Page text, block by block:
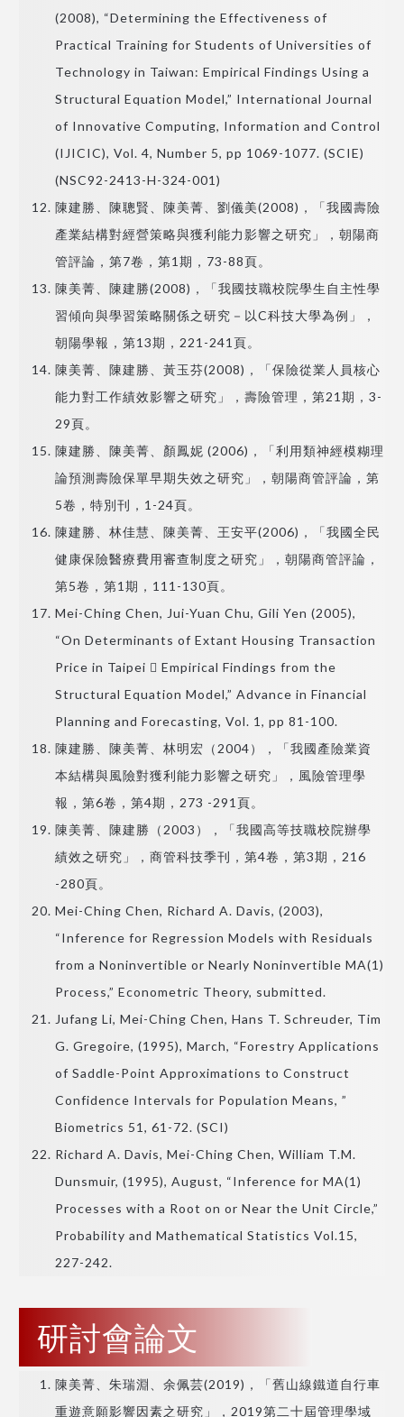
(2008), “Determining the Effectiveness of
Practical Training for Students of Universities of
Technology in Taiwan: Empirical Findings Using a
Structural Equation Model,” International Journal
of Innovative Computing, Information and Control
(IJICIC), Vol. 4, Number 5, pp 1069-1077. (SCIE)
(NSC92-2413-H-324-001)
陳建勝、陳聰賢、陳美菁、劉儀美(2008)，「我國壽險
產業結構對經營策略與獲利能力影響之研究」，朝陽商
管評論，第7卷，第1期，73-88頁。
陳美菁、陳建勝(2008)，「我國技職校院學生自主性學
習傾向與學習策略關係之研究－以C科技大學為例」，
朝陽學報，第13期，221-241頁。
陳美菁、陳建勝、黃玉芬(2008)，「保險從業人員核心
能力對工作績效影響之研究」，壽險管理，第21期，3-
29頁。
陳建勝、陳美菁、顏鳳妮 (2006)，「利用類神經模糊理
論預測壽險保單早期失效之研究」，朝陽商管評論，第
5卷，特別刊，1-24頁。
陳建勝、林佳慧、陳美菁、王安平(2006)，「我國全民
健康保險醫療費用審查制度之研究」，朝陽商管評論，
第5卷，第1期，111-130頁。
Mei-Ching Chen, Jui-Yuan Chu, Gili Yen (2005),
“On Determinants of Extant Housing Transaction
Price in Taipei  Empirical Findings from the
Structural Equation Model,” Advance in Financial
Planning and Forecasting, Vol. 1, pp 81-100.
陳建勝、陳美菁、林明宏（2004），「我國產險業資
本結構與風險對獲利能力影響之研究」，風險管理學
報，第6卷，第4期，273 -291頁。
陳美菁、陳建勝（2003），「我國高等技職校院辦學
績效之研究」，商管科技季刊，第4卷，第3期，216
-280頁。
Mei-Ching Chen, Richard A. Davis, (2003),
“Inference for Regression Models with Residuals
from a Noninvertible or Nearly Noninvertible MA(1)
Process,” Econometric Theory, submitted.
Jufang Li, Mei-Ching Chen, Hans T. Schreuder, Tim
G. Gregoire, (1995), March, “Forestry Applications
of Saddle-Point Approximations to Construct
Confidence Intervals for Population Means, ”
Biometrics 51, 61-72. (SCI)
Richard A. Davis, Mei-Ching Chen, William T.M.
Dunsmuir, (1995), August, “Inference for MA(1)
Processes with a Root on or Near the Unit Circle,”
Probability and Mathematical Statistics Vol.15,
227-242.
研討會論文
陳美菁、朱瑞淵、余佩芸(2019)，「舊山線鐵道自行車
重遊意願影響因素之研究」，2019第二十屆管理學域